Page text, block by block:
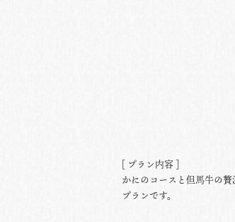
[ プラン内容 ]
かにのコースと但馬牛の
プランです。